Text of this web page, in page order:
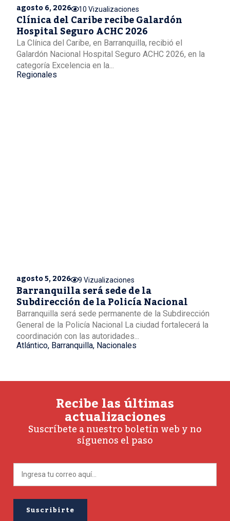
agosto 6, 2026 10 Vizualizaciones
Clínica del Caribe recibe Galardón
Hospital Seguro ACHC 2026
La Clínica del Caribe, en Barranquilla, recibió el
Galardón Nacional Hospital Seguro ACHC 2026, en la
categoría Excelencia en la...
Regionales
agosto 5, 2026 9 Vizualizaciones
Barranquilla será sede de la
Subdirección de la Policía Nacional
Barranquilla será sede permanente de la Subdirección
General de la Policía Nacional La ciudad fortalecerá la
coordinación con las autoridades...
Atlántico, Barranquilla, Nacionales
Recibe las últimas
actualizaciones
Suscríbete a nuestro boletín web y no
síguenos el paso